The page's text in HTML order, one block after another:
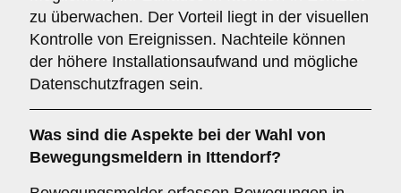
zu überwachen. Der Vorteil liegt in der visuellen
Kontrolle von Ereignissen. Nachteile können
der höhere Installationsaufwand und mögliche
Datenschutzfragen sein.
Was sind die Aspekte bei der Wahl von
Bewegungsmeldern in Ittendorf?